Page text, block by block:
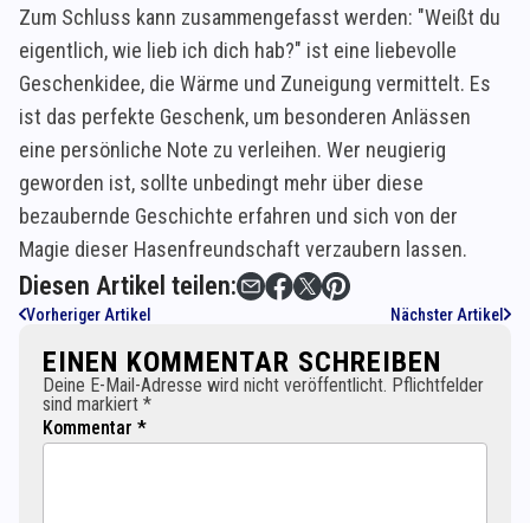
Zum Schluss kann zusammengefasst werden: "Weißt du
eigentlich, wie lieb ich dich hab?" ist eine liebevolle
Geschenkidee, die Wärme und Zuneigung vermittelt. Es
ist das perfekte Geschenk, um besonderen Anlässen
eine persönliche Note zu verleihen. Wer neugierig
geworden ist, sollte unbedingt mehr über diese
bezaubernde Geschichte erfahren und sich von der
Magie dieser Hasenfreundschaft verzaubern lassen.
Diesen Artikel teilen:
Vorheriger Artikel Nächster Artikel
EINEN KOMMENTAR SCHREIBEN
Deine E-Mail-Adresse wird nicht veröffentlicht. Pflichtfelder
sind markiert *
Kommentar *